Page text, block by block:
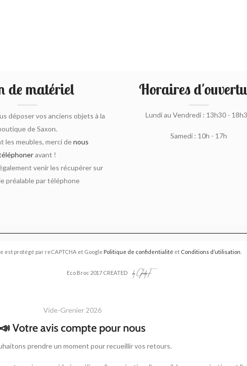
de matériel
déposer vos anciens objets à la
de Saxon.
les meubles, merci denous
avant !
venir les récupérer sur
préalable par téléphone
Horaires
Lundi au Vendredi : 13h30 -
Samedi : 10h - 17h
est protégé par reCAPTCHA et Google Politique de confidentialité et Conditions d’utilisation
Eco Broc 2017 CREATED
Vide-Grenier 2026
📣 Votre avis compte pour nous
prendre un moment pour recueillir vos retours.